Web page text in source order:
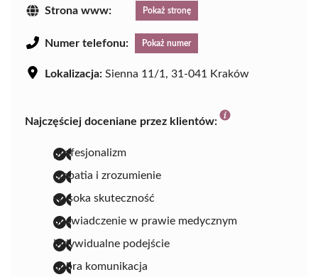
Strona www: Pokaż stronę
Numer telefonu: Pokaż numer
Lokalizacja: Sienna 11/1, 31-041 Kraków
Najczęściej doceniane przez klientów:
profesjonalizm
empatia i zrozumienie
wysoka skuteczność
doświadczenie w prawie medycznym
indywidualne podejście
dobra komunikacja